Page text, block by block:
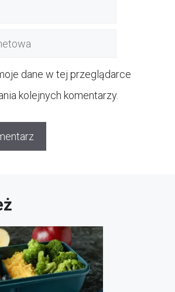
dane w tej przeglądarce
kolejnych komentarzy.